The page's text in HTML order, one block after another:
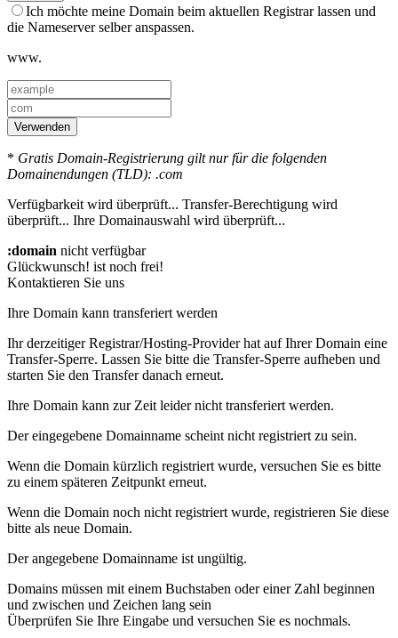
Ich möchte meine Domain beim aktuellen Registrar lassen und
die Nameserver selber anspassen.
www.
Verwenden
* Gratis Domain-Registrierung gilt nur für die folgenden
Domainendungen (TLD): .com
Verfügbarkeit wird überprüft... Transfer-Berechtigung wird
überprüft... Ihre Domainauswahl wird überprüft...
:domain nicht verfügbar
Glückwunsch! ist noch frei!
Kontaktieren Sie uns
Ihre Domain kann transferiert werden
Ihr derzeitiger Registrar/Hosting-Provider hat auf Ihrer Domain eine
Transfer-Sperre. Lassen Sie bitte die Transfer-Sperre aufheben und
starten Sie den Transfer danach erneut.
Ihre Domain kann zur Zeit leider nicht transferiert werden.
Der eingegebene Domainname scheint nicht registriert zu sein.
Wenn die Domain kürzlich registriert wurde, versuchen Sie es bitte
zu einem späteren Zeitpunkt erneut.
Wenn die Domain noch nicht registriert wurde, registrieren Sie diese
bitte als neue Domain.
Der angegebene Domainname ist ungültig.
Domains müssen mit einem Buchstaben oder einer Zahl beginnen
und zwischen und Zeichen lang sein
Überprüfen Sie Ihre Eingabe und versuchen Sie es nochmals.